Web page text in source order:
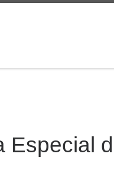
Especial